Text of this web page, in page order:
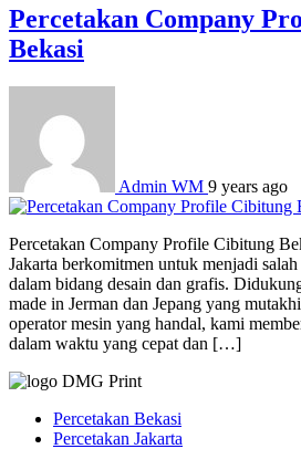
Percetakan Company
Bekasi
Admin WM 9 years ago
Percetakan Company Profile Cibitung
Jakarta berkomitmen untuk menjadi
dalam bidang desain dan grafis.
made in Jerman dan Jepang yang
operator mesin yang handal, kami
dalam waktu yang cepat dan […]
Percetakan Bekasi
Percetakan Jakarta